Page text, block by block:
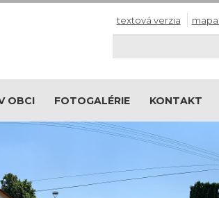
textová verzia
OBCI FOTOGALÉRIE KONTAKT